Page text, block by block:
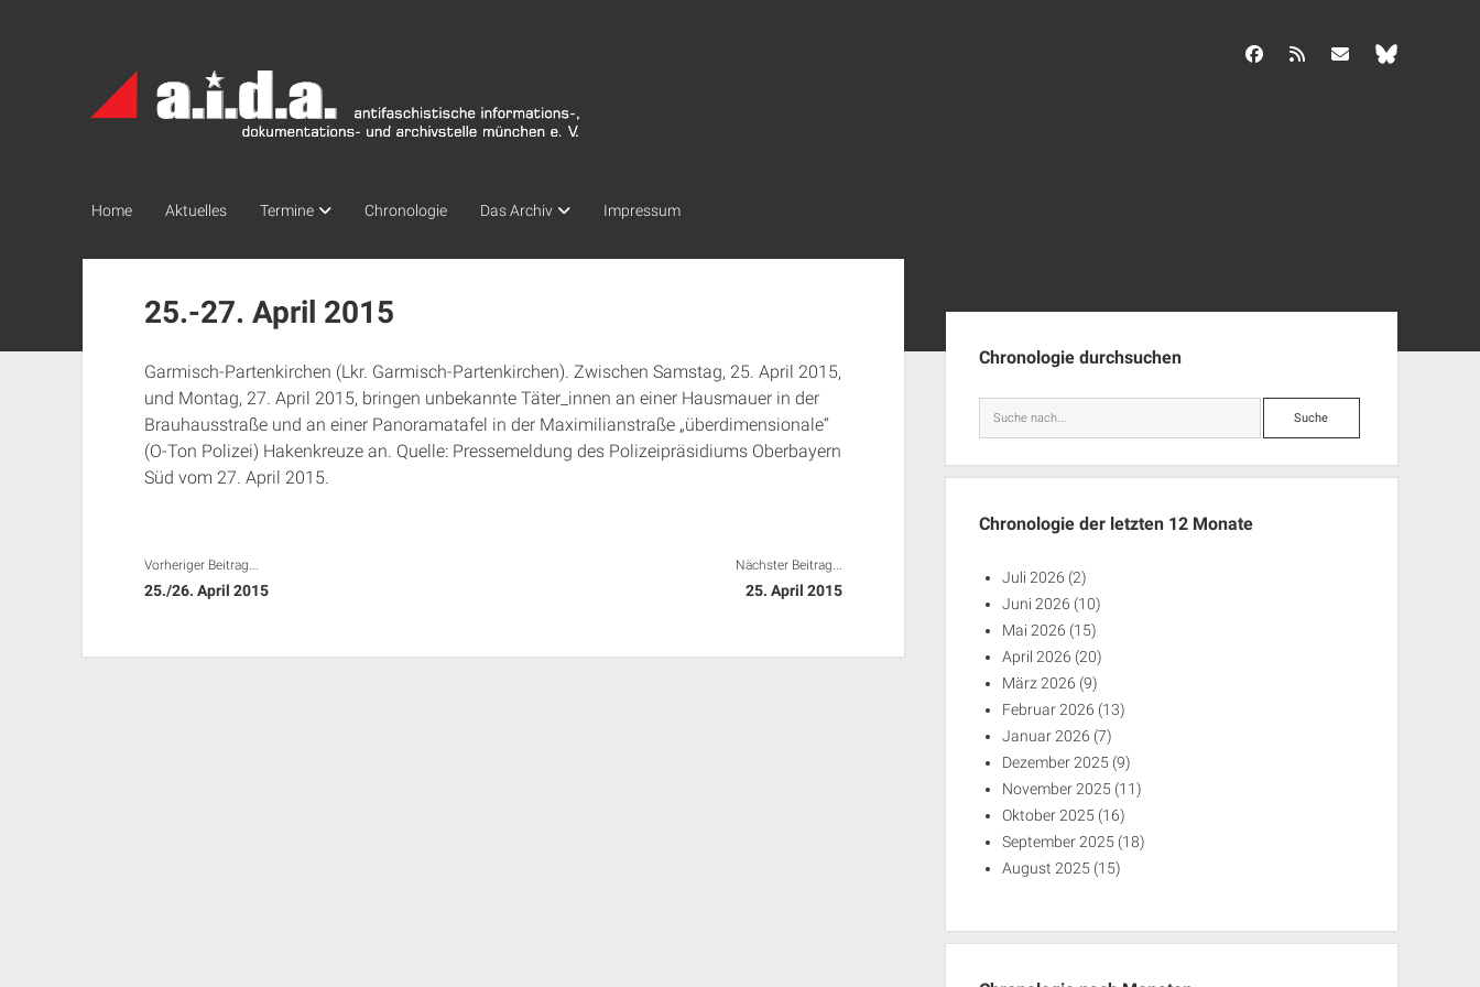
Archiv
München
facebook info@aida-archiv.de
Home Aktuelles Termine Chronologie Das Archiv Impressum
25.-27. April 2015
Garmisch-Partenkirchen (Lkr. Garmisch-Partenkirchen). Zwischen Samstag, 25. April 2015,
und Montag, 27. April 2015, bringen unbekannte Täter_innen an einer Hausmauer in der
Brauhausstraße und an einer Panoramatafel in der Maximilianstraße „überdimensionale“
(O-Ton Polizei) Hakenkreuze an. Quelle: Pressemeldung des Polizeipräsidiums Oberbayern
Süd vom 27. April 2015.
Vorheriger Beitrag...
25./26. April 2015
Nächster Beitrag...
25. April 2015
Chronologie durchsuchen
Suche
Chronologie der letzten 12 Monate
Juli 2026 (2)
Juni 2026 (10)
Mai 2026 (15)
April 2026 (20)
März 2026 (9)
Februar 2026 (13)
Januar 2026 (7)
Dezember 2025 (9)
November 2025 (11)
Oktober 2025 (16)
September 2025 (18)
August 2025 (15)